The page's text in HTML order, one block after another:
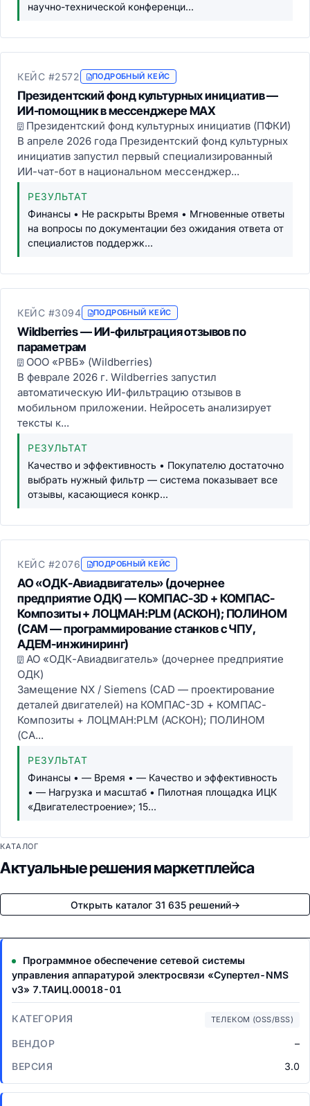
научно-технической конференци...
КЕЙС #2572 ПОДРОБНЫЙ КЕЙС
Президентский фонд культурных инициатив —
ИИ-помощник в мессенджере MAX
Президентский фонд культурных инициатив (ПФКИ)
В апреле 2026 года Президентский фонд культурных
инициатив запустил первый специализированный
ИИ-чат-бот в национальном мессенджер...
РЕЗУЛЬТАТ
Финансы • Не раскрыты Время • Мгновенные ответы
на вопросы по документации без ожидания ответа от
специалистов поддержк...
КЕЙС #3094 ПОДРОБНЫЙ КЕЙС
Wildberries — ИИ-фильтрация отзывов по
параметрам
ООО «РВБ» (Wildberries)
В феврале 2026 г. Wildberries запустил
автоматическую ИИ-фильтрацию отзывов в
мобильном приложении. Нейросеть анализирует
тексты к...
РЕЗУЛЬТАТ
Качество и эффективность • Покупателю достаточно
выбрать нужный фильтр — система показывает все
отзывы, касающиеся конкр...
КЕЙС #2076 ПОДРОБНЫЙ КЕЙС
АО «ОДК-Авиадвигатель» (дочернее
предприятие ОДК) — КОМПАС-3D + КОМПАС-
Композиты + ЛОЦМАН:PLM (АСКОН); ПОЛИНОМ
(CAM — программирование станков с ЧПУ,
АДЕМ-инжиниринг)
АО «ОДК-Авиадвигатель» (дочернее предприятие
ОДК)
Замещение NX / Siemens (CAD — проектирование
деталей двигателей) на КОМПАС-3D + КОМПАС-
Композиты + ЛОЦМАН:PLM (АСКОН); ПОЛИНОМ
(CA...
РЕЗУЛЬТАТ
Финансы • — Время • — Качество и эффективность
• — Нагрузка и масштаб • Пилотная площадка ИЦК
«Двигателестроение»; 15...
КАТАЛОГ
Актуальные решения маркетплейса
Открыть каталог 31 635 решений→
Программное обеспечение сетевой системы
управления аппаратурой электросвязи «Супертел-NMS
v3» 7.ТАИЦ.00018-01
ТЕЛЕКОМ (OSS/BSS)
–
3.0